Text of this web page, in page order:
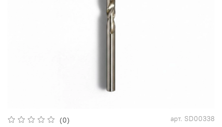
(0) арт. SD00338